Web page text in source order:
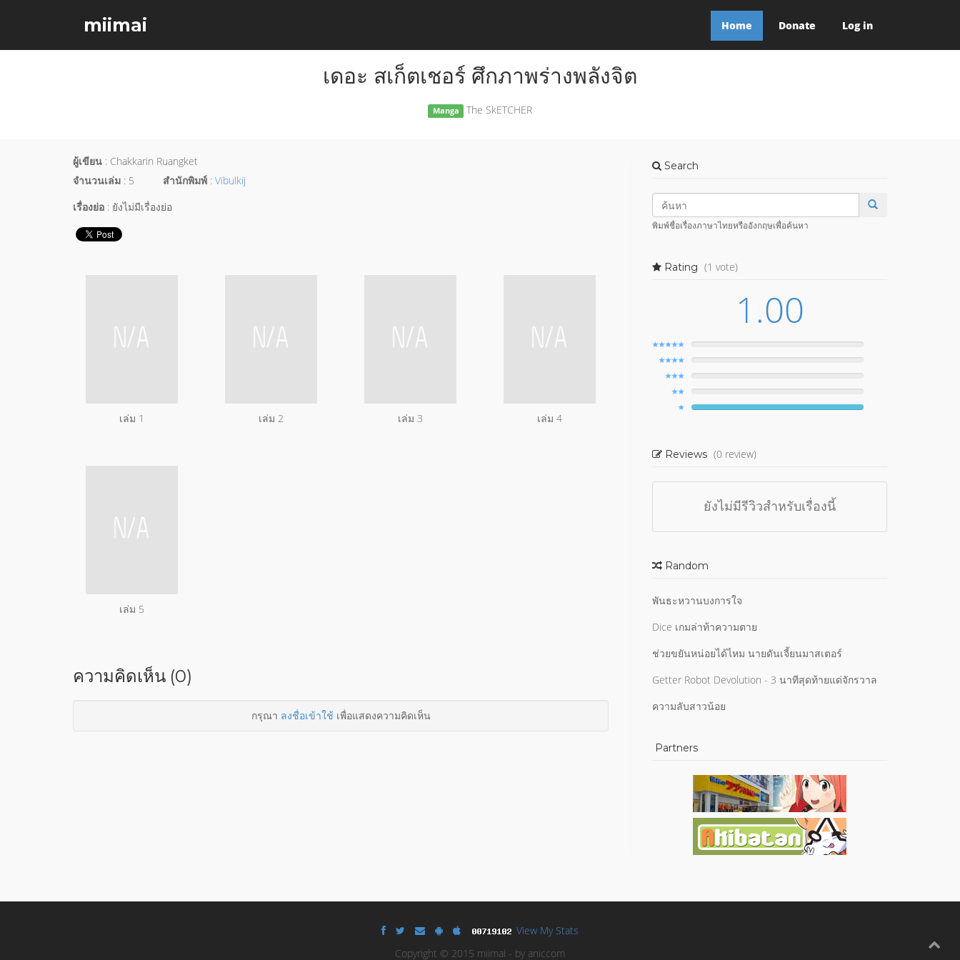
miimai Home Donate Log in
เดอะ สเก็ตเชอร์ ศึกภาพร่างพลังจิต
Manga The SkETCHER
ผู้เขียน : Chakkarin Ruangket
จำนวนเล่ม : 5 สำนักพิมพ์ : Vibulkij
เรื่องย่อ : ยังไม่มีเรื่องย่อ
เล่ม 1 เล่ม 2 เล่ม 3 เล่ม 4
เล่ม 5
ความคิดเห็น (0)
กรุณา ลงชื่อเข้าใช้เพื่อแสดงความคิดเห็น
Search
พิมพ์ชื่อเรื่องภาษาไทยหรืออังกฤษเพื่อค้นหา
Rating (1 vote)
1.00
Reviews (0 review)
ยังไม่มีรีวิวสำหรับเรื่องนี้
Random
พันธะหวานบงการใจ
Dice เกมล่าท้าความตาย
ช่วยขยันหน่อยได้ไหม นายดันเจี้ยนมาสเตอร์
Getter Robot Devolution - 3 นาทีสุดท้ายแด่จักรวาล
ความลับสาวน้อย
Partners
View My Stats
Copyright © 2015 miimai - by aniccom